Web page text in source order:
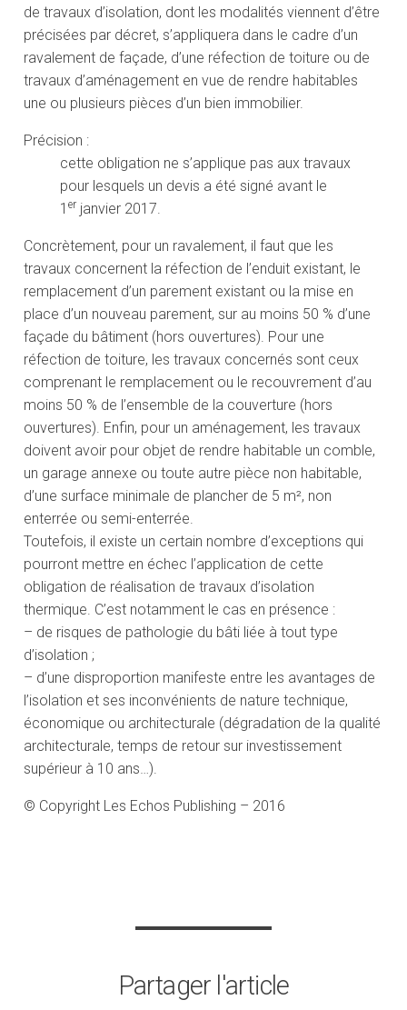
de travaux d’isolation, dont les modalités viennent d’être
précisées par décret, s’appliquera dans le cadre d’un
ravalement de façade, d’une réfection de toiture ou de
travaux d’aménagement en vue de rendre habitables
une ou plusieurs pièces d’un bien immobilier.
Précision :
cette obligation ne s’applique pas aux travaux
pour lesquels un devis a été signé avant le
1er janvier 2017.
Concrètement, pour un ravalement, il faut que les
travaux concernent la réfection de l’enduit existant, le
remplacement d’un parement existant ou la mise en
place d’un nouveau parement, sur au moins 50 % d’une
façade du bâtiment (hors ouvertures). Pour une
réfection de toiture, les travaux concernés sont ceux
comprenant le remplacement ou le recouvrement d’au
moins 50 % de l’ensemble de la couverture (hors
ouvertures). Enfin, pour un aménagement, les travaux
doivent avoir pour objet de rendre habitable un comble,
un garage annexe ou toute autre pièce non habitable,
d’une surface minimale de plancher de 5 m², non
enterrée ou semi-enterrée.
Toutefois, il existe un certain nombre d’exceptions qui
pourront mettre en échec l’application de cette
obligation de réalisation de travaux d’isolation
thermique. C’est notamment le cas en présence :
– de risques de pathologie du bâti liée à tout type
d’isolation ;
– d’une disproportion manifeste entre les avantages de
l’isolation et ses inconvénients de nature technique,
économique ou architecturale (dégradation de la qualité
architecturale, temps de retour sur investissement
supérieur à 10 ans…).
© Copyright Les Echos Publishing – 2016
Partager l'article